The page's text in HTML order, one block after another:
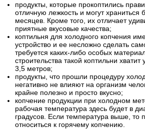
продукты, которые прокоптились
отличную лежкость и могут храниться
месяцев. Кроме того, их отличает
приятные вкусовые качества;
коптильня для холодного копчения
устройство и ее несложно сделать
требуется каких-либо особых
строительства такой коптильни
3,5 метров;
продукты, что прошли процедуру
негативно не влияют на организм
крайне полезно и просто вкусно;
копчение продукции при холодном
рабочая температура здесь будет в
градусов. Если температура выше, то
относиться к горячему копчению.